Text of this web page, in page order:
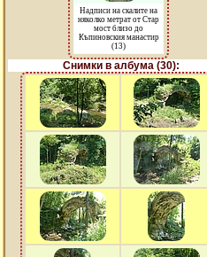
Надписи на скалите на
няколко метрат от Стар
мост близо до
Къпиновския манастир
(13)
Снимки в албума (30):